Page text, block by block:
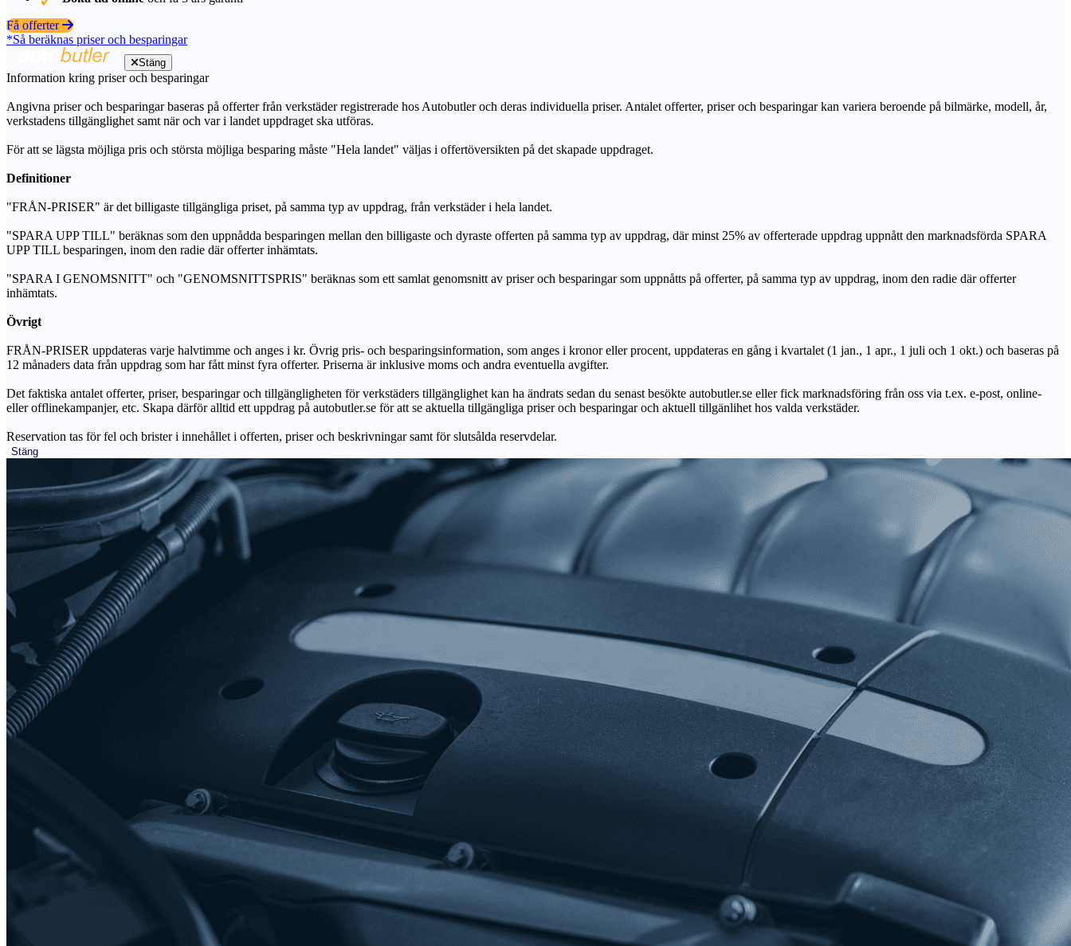
Få offerter
*Så beräknas priser och besparingar
Stäng
Information kring priser och besparingar
Angivna priser och besparingar baseras på offerter från verkstäder registrerade hos Autobutler och deras individuella priser. Antalet offerter, priser och besparingar kan variera beroende på bilmärke, modell, år,
verkstadens tillgänglighet samt när och var i landet uppdraget ska utföras.
För att se lägsta möjliga pris och största möjliga besparing måste "Hela landet" väljas i offertöversikten på det skapade uppdraget.
Definitioner
"FRÅN-PRISER" är det billigaste tillgängliga priset, på samma typ av uppdrag, från verkstäder i hela landet.
"SPARA UPP TILL" beräknas som den uppnådda besparingen mellan den billigaste och dyraste offerten på samma typ av uppdrag, där minst 25% av offerterade uppdrag uppnått den marknadsförda SPARA
UPP TILL besparingen, inom den radie där offerter inhämtats.
"SPARA I GENOMSNITT" och "GENOMSNITTSPRIS" beräknas som ett samlat genomsnitt av priser och besparingar som uppnåtts på offerter, på samma typ av uppdrag, inom den radie där offerter
inhämtats.
Övrigt
FRÅN-PRISER uppdateras varje halvtimme och anges i kr. Övrig pris- och besparingsinformation, som anges i kronor eller procent, uppdateras en gång i kvartalet (1 jan., 1 apr., 1 juli och 1 okt.) och baseras på
12 månaders data från uppdrag som har fått minst fyra offerter. Priserna är inklusive moms och andra eventuella avgifter.
Det faktiska antalet offerter, priser, besparingar och tillgängligheten för verkstäders tillgänglighet kan ha ändrats sedan du senast besökte autobutler.se eller fick marknadsföring från oss via t.ex. e-post, online-
eller offlinekampanjer, etc. Skapa därför alltid ett uppdrag på autobutler.se för att se aktuella tillgängliga priser och besparingar och aktuell tillgänlihet hos valda verkstäder.
Reservation tas för fel och brister i innehållet i offerten, priser och beskrivningar samt för slutsålda reservdelar.
Stäng